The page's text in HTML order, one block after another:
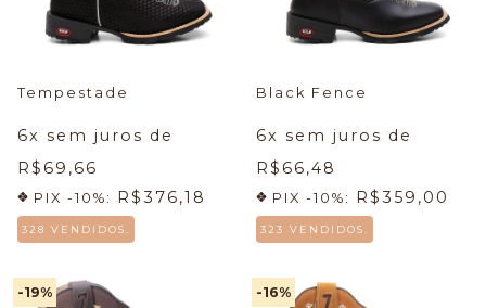
Tempestade
6x sem juros de
R$69,66
PIX -10%: R$376,18
328 VENDIDOS.
Black Fence
6x sem juros de
R$66,48
PIX -10%: R$359,00
323 VENDIDOS.
-19% -16%